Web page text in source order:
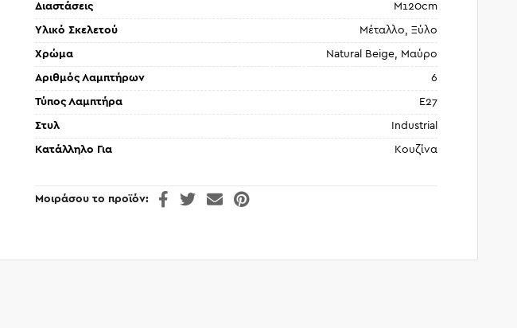
Διαστάσεις Μ120cm
Υλικό Σκελετού Μέταλλο, Ξύλο
Χρώμα Natural Beige, Μαύρο
Αριθμός Λαμπτήρων 6
Τύπος Λαμπτήρα E27
Στυλ Industrial
Κατάλληλο Για Κουζίνα
Μοιράσου το προϊόν